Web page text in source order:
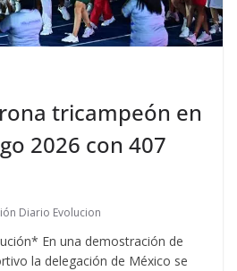
tricampeón en
2026 con 407
Diario Evolucion
En una demostración de
la delegación de México se